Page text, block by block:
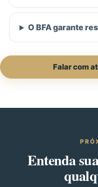
O BFA garante
Falar com
Entenda